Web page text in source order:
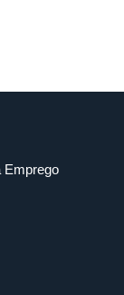
Emprego